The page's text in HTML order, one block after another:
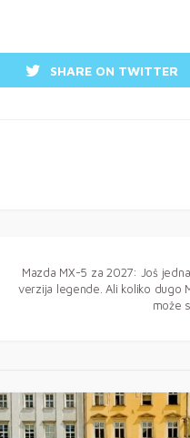
SHARE ON TWITTER
Mazda MX-5 za 2027: Još
verzija legende. Ali koliko dugo
može